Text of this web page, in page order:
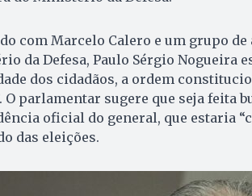
com Marcelo Calero e um grupo
da Defesa, Paulo Sérgio Nogueira
dos cidadãos, a ordem
O parlamentar sugere que seja feita
oficial do general, que estaria
das eleições.